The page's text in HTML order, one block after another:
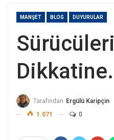
MANŞET BLOG DUYURULAR
Dikkatine.
Tarafından Ergülü Karipçin
1.071
0